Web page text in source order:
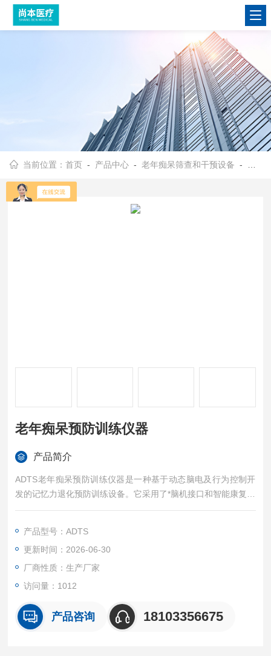
当前位置：首页 - 产品中心 -老年痴呆筛查和干预设备 - 老年痴呆预防训练设备
老年痴呆预防训练仪器
产品简介
ADTS老年痴呆预防训练仪器是一种基于动态脑电及行为控制开
发的记忆力退化预防训练设备。它采用了*脑机接口和智能康复深
度训练技术，通过采集训练过程中前额叶脑区的脑电数据，进行
脑KC值及近似熵，激活大脑皮层神经细胞，以达到预防和训练记
忆力障碍的目的。
产品型号：ADTS
更新时间：2026-06-30
厂商性质：生产厂家
访问量：1012
产品咨询 18103356675